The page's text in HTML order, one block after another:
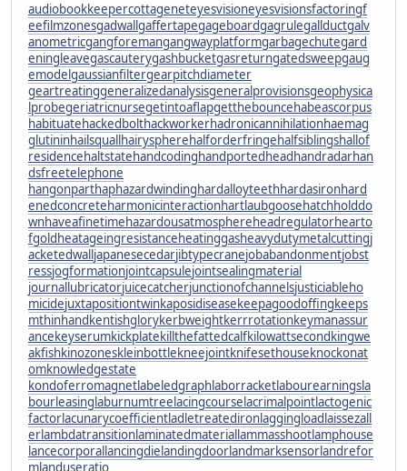
audiobookkeepercottageneteyesvisioneyesvisionsfactoringf
eefilmzonesgadwallgaffertapegageboardgagrulegallductgalv
anometricgangforemangangwayplatformgarbagechutegard
eningleavegascauterygashbucketgasreturngatedsweepgaug
emodelgaussianfiltergearpitchdiameter
geartreatinggeneralizedanalysisgeneralprovisionsgeophysica
lprobegeriatricnursegetintoaflapgetthebouncehabeascorpus
habituatehackedbolthackworkerhadronicannihilationhaemag
glutininhailsquallhairyspherehalforderfringehalfsiblingshallof
residencehaltstatehandcodinghandportedheadhandradarhan
dsfreetelephone
hangonparthaphazardwindinghardalloyteethhardasironhard
enedconcreteharmonicinteractionhartlaubgoosehatchholddo
wnhaveafinetimehazardousatmosphereheadregulatorhearto
fgoldheatageingresistanceheatinggasheavydutymetalcuttingj
acketedwalljapanesecedarjibtypecranejobabandonmentjobst
ressjogformationjointcapsulejointsealingmaterial
journallubricatorjuicecatcherjunctionofchannelsjusticiableho
micidejuxtapositiontwinkaposidiseasekeepagoodoffingkeeps
mthinhandkentishglorykerbweightkerrrotationkeymanassur
ancekeyserumkickplatekillthefattedcalfkilowattsecondkingwe
akfishkinozoneskleinbottlekneejointknifesethouseknockonat
omknowledgestate
kondoferromagnetlabeledgraphlaborracketlabourearningsla
bourleasinglaburnumtreelacingcourselacrimalpointlactogenic
factorlacunarycoefficientladletreatedironlaggingloadlaissezall
erlambdatransitionlaminatedmateriallammasshootlamphouse
lancecorporallancingdielandingdoorlandmarksensorlandrefor
mlanduseratio